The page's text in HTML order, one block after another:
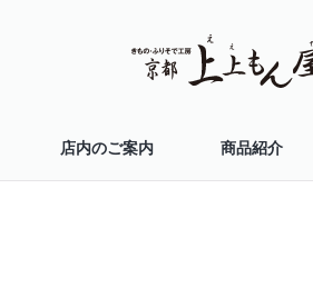
店内のご案内 商品紹介